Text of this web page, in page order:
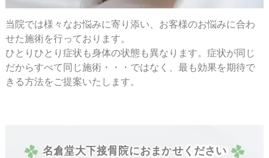
当院では様々なお悩みに寄り添い、お客様のお悩みに合わ
せた施術を行っております。
ひとりひとり症状も身体の状態も異なります。症状が同じ
だからすべて同じ施術・・・ではなく、最も効果を期待で
きる方法をご提案いたします。
名倉堂大下接骨 院におまかせく ださ い